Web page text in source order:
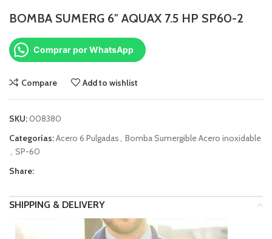
BOMBA SUMERG 6″ AQUAX 7.5 HP SP60-2
Comprar por WhatsApp
Compare Add to wishlist
SKU:008380
Categorías:Acero 6 Pulgadas, Bomba Sumergible Acero inoxidable
, SP-60
Share:
SHIPPING & DELIVERY